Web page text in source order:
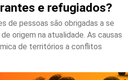
e refugiados?
de pessoas são obrigadas a se
origem na atualidade. As causas
de territórios a conflitos